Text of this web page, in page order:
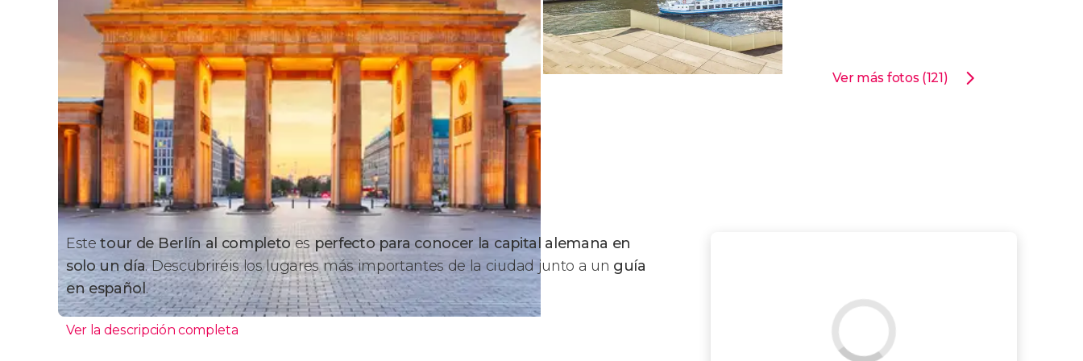
Ver más fotos (121)
Estetour de Berlín al completo es perfecto para conocer la capital alemana en
solo un día. Descubriréis los lugares más importantes de la ciudad junto a un guía
en español .
Ver la descripción completa